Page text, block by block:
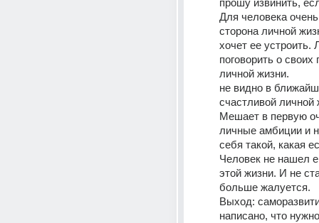
прошу извинить,
Для человека
сторона личной
хочет ее устроить.
поговорить о
личной жизни.
не видно в
счастливой личной
Мешает в первую
личные амбиции и
себя такой, какая
Человек не нашел
этой жизни. И не
больше жалуется.
Выход:
написано, что